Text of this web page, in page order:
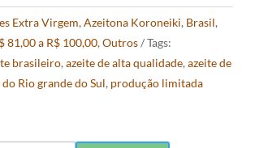
Extra Virgem, Azeitona Koroneiki, Brasil,
81,00 a R$ 100,00, Outros
Tags:
brasileiro, azeite de alta qualidade, azeite de
Rio grande do Sul, produção limitada